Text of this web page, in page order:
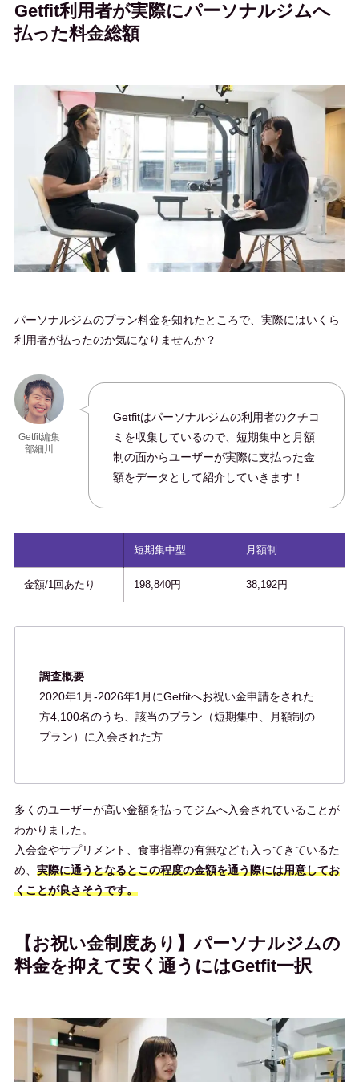
Getfit利用者が実際にパーソナルジムへ
払った料金総額
パーソナルジムのプラン料金を知れたところで、実際にはいくら
利用者が払ったのか気になりませんか？
Getfit編集
部細川
Getfitはパーソナルジムの利用者のクチコ
ミを収集しているので、短期集中と月額
制の面からユーザーが実際に支払った金
額をデータとして紹介していきます！
短期集中型 月額制
金額/1回あたり 198,840円 38,192円
調査概要
2020年1月-2026年1月にGetfitへお祝い金申請をされた
方4,100名のうち、該当のプラン（短期集中、月額制の
プラン）に入会された方
多くのユーザーが高い金額を払ってジムへ入会されていることが
わかりました。
入会金やサプリメント、食事指導の有無なども入ってきているた
め、 実際に通うとなるとこの程度の金額を通う際には用意してお
くことが良さそうです。
【お祝い金制度あり】パーソナルジムの
料金を抑えて安く通うにはGetfit一択